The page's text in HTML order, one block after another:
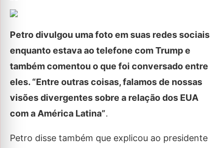
Petro divulgou uma foto em suas redes sociais
enquanto estava ao telefone com Trump e
também comentou o que foi conversado entre
eles. “Entre outras coisas, falamos de nossas
visões divergentes sobre a relação dos EUA
com a América Latina”.
Petro disse também que explicou ao presidente